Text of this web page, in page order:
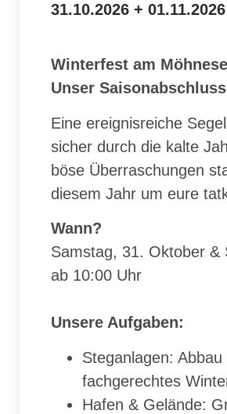
31.10.2026 +
Winterfest am
Unser
Eine ereignisreiche
sicher durch die kalte
böse Überraschungen
diesem Jahr um eure
Wann?
Samstag, 31. Oktober &
ab 10:00 Uhr
Unsere Aufgaben:
Steganlagen:
fachgerechtes
Hafen & Gelände: